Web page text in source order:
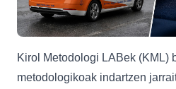
Kirol Metodologi LABek (KML)
metodologikoak indartzen